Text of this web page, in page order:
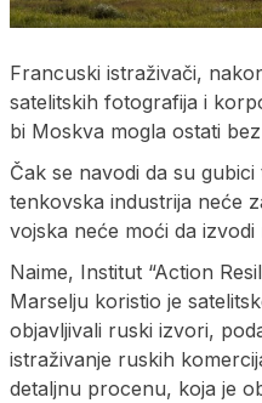
Francuski istraživači,
satelitskih fotografija i
bi Moskva mogla ostati
Čak se navodi da su
tenkovska industrija neće
vojska neće moći da
Naime, Institut “Action
Marselju koristio je
objavljivali ruski izvori,
istraživanje ruskih
detaljnu procenu, koja je